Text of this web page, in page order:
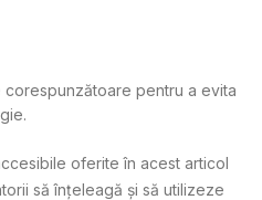
pentru a evita
oferite în acest articol
să înțeleagă și să utilizeze